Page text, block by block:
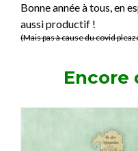
Bonne année à tous, en
aussi productif !
(Mais pas à cause du covid
Encore